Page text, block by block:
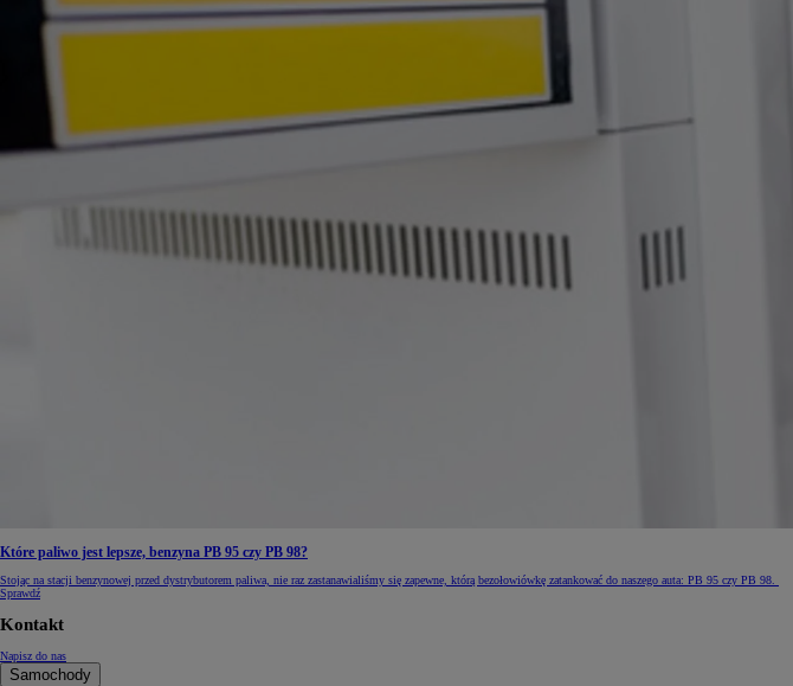
105 300 zł
Które paliwo jest lepsze, benzyna PB 95 czy PB 98?
Stojąc na stacji benzynowej przed dystrybutorem paliwa, nie raz zastanawialiśmy się zapewne, którą bezołowiówkę zatankować do naszego auta: PB 95 czy PB 98.
Sprawdź
Kontakt
Napisz do nas
Samochody